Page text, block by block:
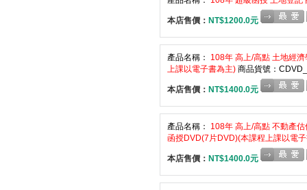
本店售價： NT$1200.0元
產品名稱：
108年 高上/高點 土地經
上課以電子書為主) 商品貨號：
本店售價： NT$1400.0元
產品名稱：
108年 高上/高點 不動產
函授DVD(7片DVD)(本課程上課以電
本店售價： NT$1400.0元